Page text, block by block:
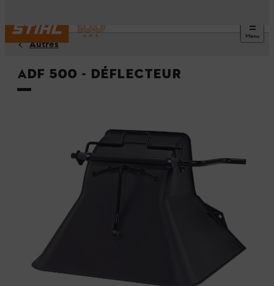
Menu
Autres
ADF 500 - Déflecteur